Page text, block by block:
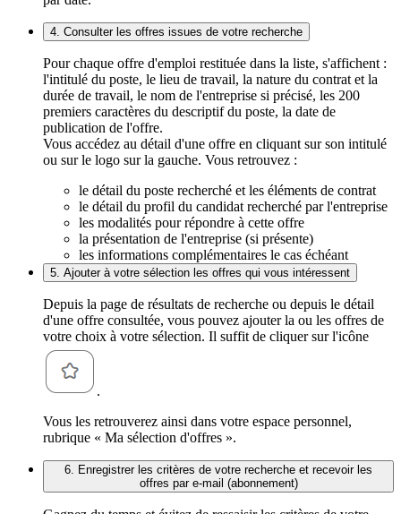
4. Consulter les offres issues de votre recherche
Pour chaque offre d'emploi restituée dans la liste, s'affichent :
l'intitulé du poste, le lieu de travail, la nature du contrat et la
durée de travail, le nom de l'entreprise si précisé, les 200
premiers caractères du descriptif du poste, la date de
publication de l'offre.
Vous accédez au détail d'une offre en cliquant sur son intitulé
ou sur le logo sur la gauche. Vous retrouvez :
le détail du poste recherché et les éléments de contrat
le détail du profil du candidat recherché par l'entreprise
les modalités pour répondre à cette offre
la présentation de l'entreprise (si présente)
les informations complémentaires le cas échéant
5. Ajouter à votre sélection les offres qui vous intéressent
Depuis la page de résultats de recherche ou depuis le détail
d'une offre consultée, vous pouvez ajouter la ou les offres de
votre choix à votre sélection. Il suffit de cliquer sur l'icône
.
Vous les retrouverez ainsi dans votre espace personnel,
rubrique « Ma sélection d'offres ».
6. Enregistrer les critères de votre recherche et recevoir les
offres par e-mail (abonnement)